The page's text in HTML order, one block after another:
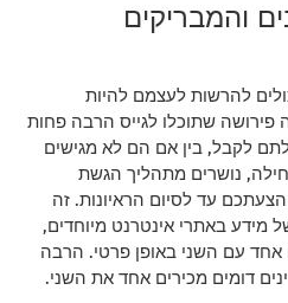
והמבריקים
להרשות לעצמם להיות
פירושה שתוכלו לגייס הרבה פחות
לקבל, בין אם הם לא מגישים
נושרים מתהליך הגשת
עד לסיום הראיונות. זה
מידע באתרי אינטרנט מיוחדים,
אחד עם השני באופן פרטי. הרבה
דומים מכירים אחד את השני.